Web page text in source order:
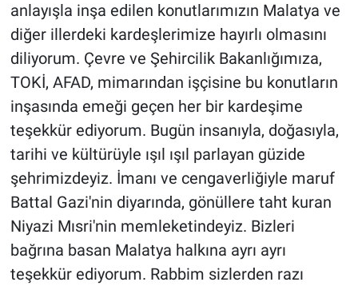
anlayışla inşa edilen konutlarımızın Malatya ve
diğer illerdeki kardeşlerimize hayırlı olmasını
diliyorum. Çevre ve Şehircilik Bakanlığımıza,
TOKİ, AFAD, mimarından işçisine bu konutların
inşasında emeği geçen her bir kardeşime
teşekkür ediyorum. Bugün insanıyla, doğasıyla,
tarihi ve kültürüyle ışıl ışıl parlayan güzide
şehrimizdeyiz. İmanı ve cengaverliğiyle maruf
Battal Gazi'nin diyarında, gönüllere taht kuran
Niyazi Mısri'nin memleketindeyiz. Bizleri
bağrına basan Malatya halkına ayrı ayrı
teşekkür ediyorum. Rabbim sizlerden razı